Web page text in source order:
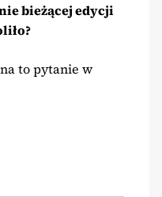
bieżącej edycji
to pytanie w